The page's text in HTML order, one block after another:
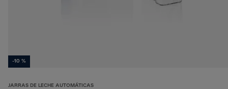
-10 %
JARRAS DE LECHE AUTOMÁTICAS